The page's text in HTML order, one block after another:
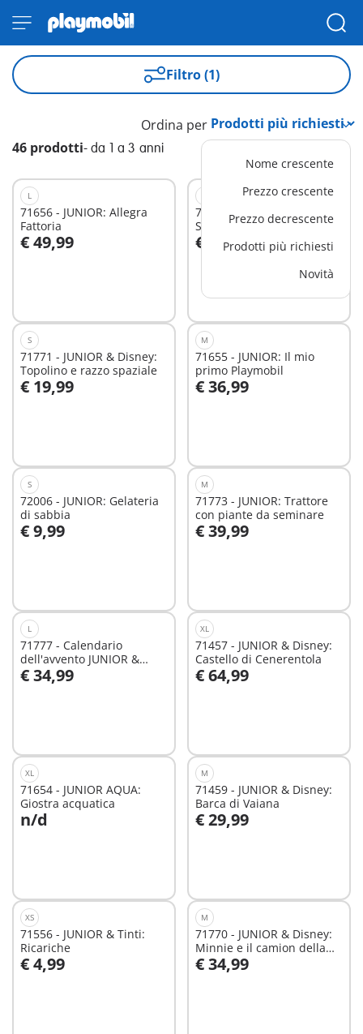
Filtro (1)
46 prodotti- da 1 a 3 anni
Ordina per
Nome crescente
Prezzo crescente
Prezzo decrescente
Prodotti più richiesti
Novità
L
71656 - JUNIOR: Allegra
Fattoria
€ 49,99
Aggiungi al carrello
71440 - JUNIOR & Tinti:
Sottomarino colorato
€ 29,99
Aggiungi al carrello
S
71771 - JUNIOR & Disney:
Topolino e razzo spaziale
€ 19,99
Aggiungi al carrello
M
71655 - JUNIOR: Il mio
primo Playmobil
€ 36,99
Aggiungi al carrello
S
72006 - JUNIOR: Gelateria
di sabbia
€ 9,99
Aggiungi al carrello
M
71773 - JUNIOR: Trattore
con piante da seminare
€ 39,99
Aggiungi al carrello
L
71777 - Calendario
dell'avvento JUNIOR &
Tinti: Bagnetto colorato
€ 34,99
Aggiungi al carrello
XL
71457 - JUNIOR & Disney:
Castello di Cenerentola
€ 64,99
Aggiungi al carrello
XL
71654 - JUNIOR AQUA:
Giostra acquatica
n/d
M
71459 - JUNIOR & Disney:
Barca di Vaiana
€ 29,99
Aggiungi al carrello
XS
71556 - JUNIOR & Tinti:
Ricariche
€ 4,99
Aggiungi al carrello
M
71770 - JUNIOR & Disney:
Minnie e il camion della
frutta
€ 34,99
Aggiungi al carrello